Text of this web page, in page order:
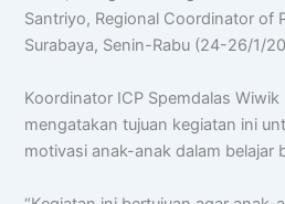
Santriyo, Regional Coordinator of
Surabaya, Senin-Rabu (24-26/1/
Koordinator ICP Spemdalas Wiwik
mengatakan tujuan kegiatan ini
motivasi anak-anak dalam belajar